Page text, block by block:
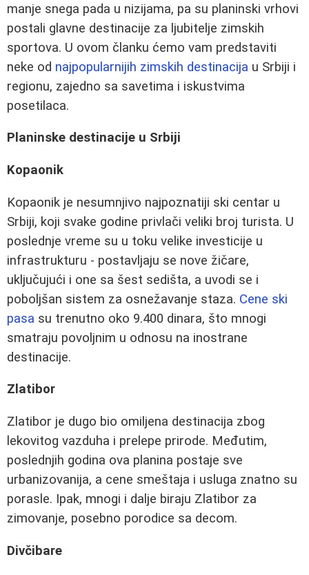
manje snega pada u nizijama, pa su planinski vrhovi
postali glavne destinacije za ljubitelje zimskih
sportova. U ovom članku ćemo vam predstaviti
neke od najpopularnijih zimskih destinacija u Srbiji i
regionu, zajedno sa savetima i iskustvima
posetilaca.
Planinske destinacije u Srbiji
Kopaonik
Kopaonik je nesumnjivo najpoznatiji ski centar u
Srbiji, koji svake godine privlači veliki broj turista. U
poslednje vreme su u toku velike investicije u
infrastrukturu - postavljaju se nove žičare,
uključujući i one sa šest sedišta, a uvodi se i
poboljšan sistem za osnežavanje staza. Cene ski
pasa su trenutno oko 9.400 dinara, što mnogi
smatraju povoljnim u odnosu na inostrane
destinacije.
Zlatibor
Zlatibor je dugo bio omiljena destinacija zbog
lekovitog vazduha i prelepe prirode. Međutim,
poslednjih godina ova planina postaje sve
urbanizovanija, a cene smeštaja i usluga znatno su
porasle. Ipak, mnogi i dalje biraju Zlatibor za
zimovanje, posebno porodice sa decom.
Divčibare